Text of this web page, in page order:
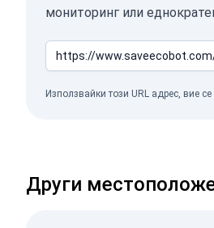
мониторинг или
Използвайки този URL адрес, вие
Други